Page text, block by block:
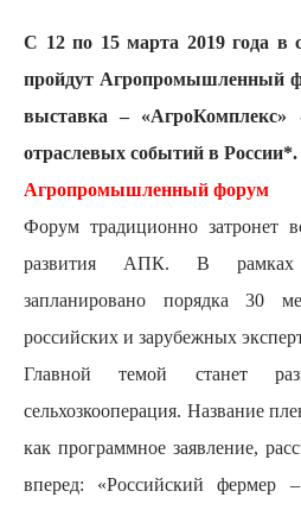
С 12 по 15 марта 2019 года в
пройдут Агропромышленный
выставка – «АгроКомплекс»
отраслевых событий в России*.
Агропромышленный форум
Форум традиционно затронет
развития АПК. В рамках
запланировано порядка 30
российских и зарубежных
Главной темой станет
сельхозкооперация. Название
как программное заявление,
вперед: «Российский фермер